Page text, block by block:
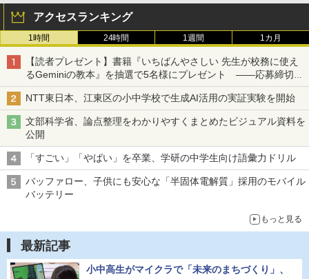
アクセスランキング
1時間 24時間 1週間 1カ月
【読者プレゼント】書籍『いちばんやさしい 先生が校務に使え
るGeminiの教本』を抽選で5名様にプレゼント ――応募締切は
2026年8月12日（水）まで
NTT東日本、江東区の小中学校で生成AI活用の実証実験を開始
文部科学省、論点整理をわかりやすくまとめたビジュアル資料を
公開
「すごい」「やばい」を卒業、学研の中学生向け語彙力ドリル
バッファロー、子供にも安心な「半固体電解質」採用のモバイル
バッテリー
もっと見る
最新記事
小中高生がマイクラで「未来のまちづくり」、